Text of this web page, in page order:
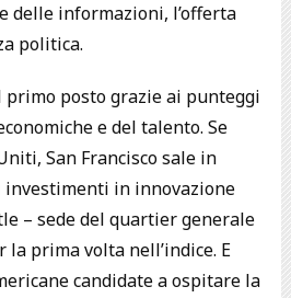
delle informazioni, l’offerta
politica.
primo posto grazie ai punteggi
e del talento. Se
San Francisco sale in
investimenti in innovazione
– sede del quartier generale
la prima volta nell’indice. E
candidate a ospitare la